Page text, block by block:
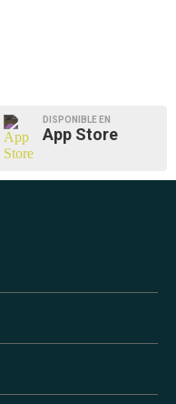
DISPONIBLE EN
App Store